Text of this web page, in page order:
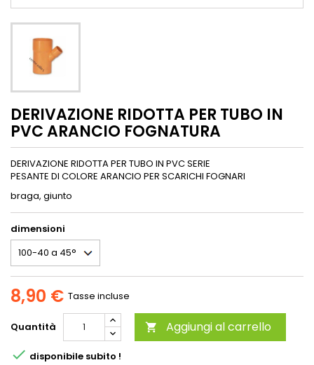
DERIVAZIONE RIDOTTA PER TUBO IN
PVC ARANCIO FOGNATURA
DERIVAZIONE RIDOTTA PER TUBO IN PVC SERIE
PESANTE DI COLORE ARANCIO PER SCARICHI FOGNARI
braga, giunto
dimensioni
8,90 € Tasse incluse
Quantità  Aggiungi al carrello
 disponibile subito !